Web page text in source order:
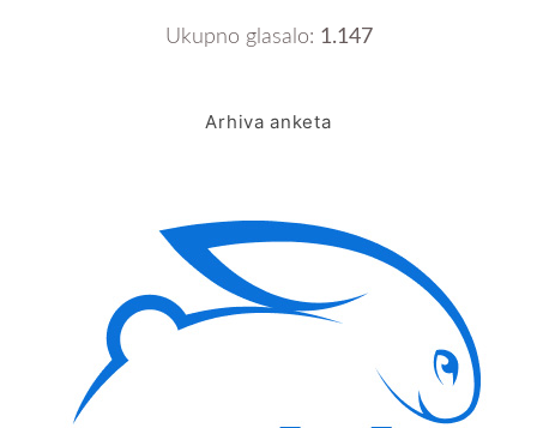
Ukupno glasalo: 1.147
Arhiva anketa